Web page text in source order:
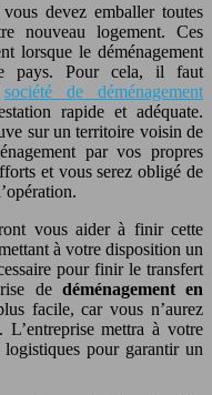
devez emballer toutes
nouveau logement. Ces
lorsque le déménagement
pays. Pour cela, il faut
société de déménagement
rapide et adéquate.
sur un territoire voisin de
par vos propres
et vous serez obligé de
vous aider à finir cette
à votre disposition un
pour finir le transfert
de déménagement en
facile, car vous n’aurez
mettra à votre
logistiques pour garantir un